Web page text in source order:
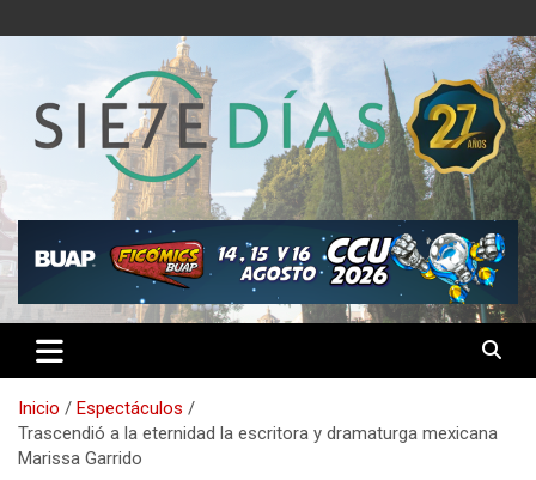
al
Semanario 7 Días
Inicio
Espectáculos
Trascendió a la eternidad la escritora y dramaturga mexicana
Marissa Garrido